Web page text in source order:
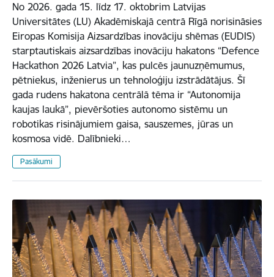
No 2026. gada 15. līdz 17. oktobrim Latvijas
Universitātes (LU) Akadēmiskajā centrā Rīgā norisināsies
Eiropas Komisija Aizsardzības inovāciju shēmas (EUDIS)
starptautiskais aizsardzības inovāciju hakatons “Defence
Hackathon 2026 Latvia”, kas pulcēs jaunuzņēmumus,
pētniekus, inženierus un tehnoloģiju izstrādātājus. Šī
gada rudens hakatona centrālā tēma ir “Autonomija
kaujas laukā”, pievēršoties autonomo sistēmu un
robotikas risinājumiem gaisa, sauszemes, jūras un
kosmosa vidē. Dalībnieki…
Pasākumi